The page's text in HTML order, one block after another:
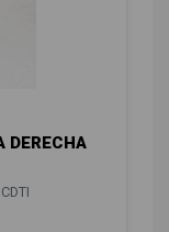
DERECHA